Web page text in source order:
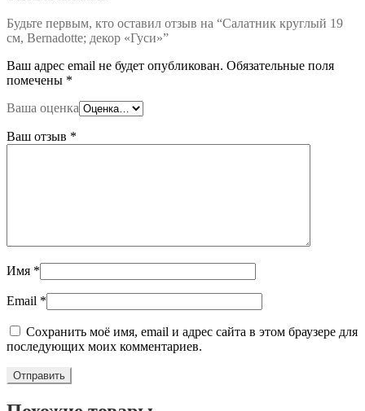
Будьте первым, кто оставил отзыв на “Салатник круглый 19
см, Bernadotte; декор «Гуси»”
Ваш адрес email не будет опубликован. Обязательные поля
помечены *
Ваша оценка
Ваш отзыв *
Имя *
Email *
Сохранить моё имя, email и адрес сайта в этом браузере для
последующих моих комментариев.